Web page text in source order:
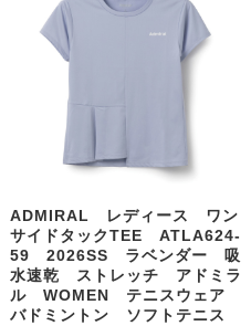
ADMIRAL レディース ワン
サイドタックTEE ATLA624-
59 2026SS ラベンダー 吸
水速乾 ストレッチ アドミラ
ル WOMEN テニスウェア
バドミントン ソフトテニス